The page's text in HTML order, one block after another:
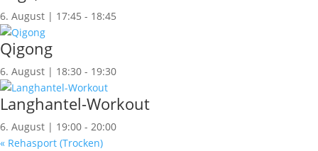
6. August | 17:45 - 18:45
Qigong
6. August | 18:30 - 19:30
Langhantel-Workout
6. August | 19:00 - 20:00
« Rehasport (Trocken)